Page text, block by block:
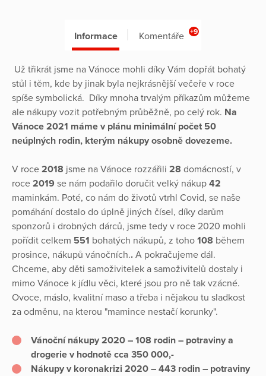
Informace Komentáře +9
Už třikrát jsme na Vánoce mohli díky Vám dopřát bohatý
stůl i těm, kde by jinak byla nejkrásnější večeře v roce
spíše symbolická. Díky mnoha trvalým příkazům můžeme
ale nákupy vozit potřebným průběžně, po celý rok. Na
Vánoce 2021 máme v plánu minimální počet 50
neúplných rodin, kterým nákupy osobně dovezeme.
V roce 2018 jsme na Vánoce rozzářili 28 domácností, v
roce 2019 se nám podařilo doručit velký nákup 42
maminkám. Poté, co nám do životů vtrhl Covid, se naše
pomáhání dostalo do úplně jiných čísel, díky darům
sponzorů i drobných dárců, jsme tedy v roce 2020 mohli
pořídit celkem 551 bohatých nákupů, z toho 108 během
prosince, nákupů vánočních.. A pokračujeme dál.
Chceme, aby děti samoživitelek a samoživitelů dostaly i
mimo Vánoce k jídlu věci, které jsou pro ně tak vzácné.
Ovoce, máslo, kvalitní maso a třeba i nějakou tu sladkost
za odměnu, na kterou "mamince nestačí korunky".
Vánoční nákupy 2020 – 108 rodin – potraviny a
drogerie v hodnotě cca 350 000,-
Nákupy v koronakrizi 2020 – 443 rodin – potraviny